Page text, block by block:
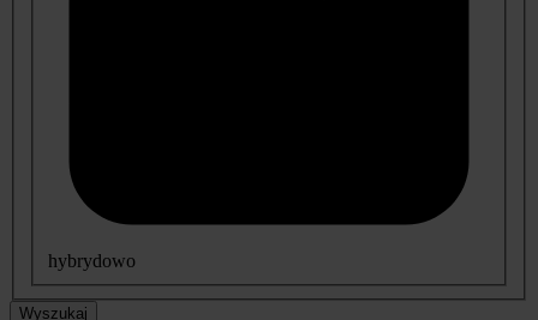
hybrydowo
Wyszukaj